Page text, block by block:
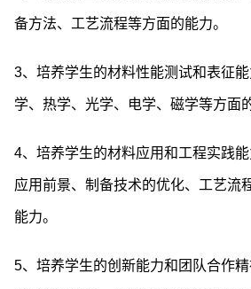
备方法、工艺流程等方面的能力。
3、培养学生的材料性能测试和表征
学、热学、光学、电学、磁学等方面
4、培养学生的材料应用和工程实践
应用前景、制备技术的优化、工艺流
能力。
5、培养学生的创新能力和团队合作